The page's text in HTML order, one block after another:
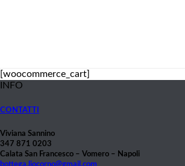
[woocommerce_cart]
INFO
CONTATTI
Viviana Sannino
347 871 0203
Calata San Francesco – Vomero – Napoli
bottega.liocorno@gmail.com